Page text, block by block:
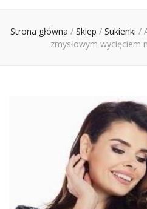
Strona główna / Sklep / Sukienki /
zmysłowym wycięciem